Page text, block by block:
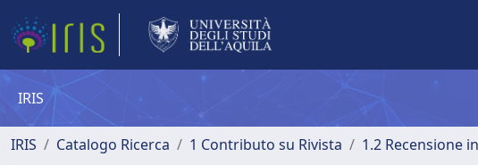
IRIS
IRIS Catalogo Ricerca 1 Contributo su Rivista 1.2 Recensione